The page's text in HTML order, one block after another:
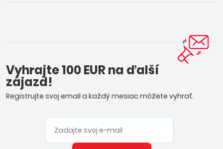
Vyhrajte 100 EUR na ďalší
zájazd!
Registrujte svoj email a každý mesiac môžete vyhrať.